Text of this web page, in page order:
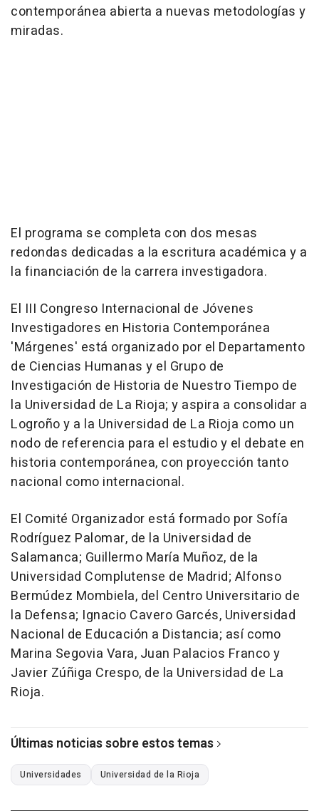
contemporánea abierta a nuevas metodologías y
miradas.
El programa se completa con dos mesas
redondas dedicadas a la escritura académica y a
la financiación de la carrera investigadora.
El III Congreso Internacional de Jóvenes
Investigadores en Historia Contemporánea
'Márgenes' está organizado por el Departamento
de Ciencias Humanas y el Grupo de
Investigación de Historia de Nuestro Tiempo de
la Universidad de La Rioja; y aspira a consolidar a
Logroño y a la Universidad de La Rioja como un
nodo de referencia para el estudio y el debate en
historia contemporánea, con proyección tanto
nacional como internacional.
El Comité Organizador está formado por Sofía
Rodríguez Palomar, de la Universidad de
Salamanca; Guillermo María Muñoz, de la
Universidad Complutense de Madrid; Alfonso
Bermúdez Mombiela, del Centro Universitario de
la Defensa; Ignacio Cavero Garcés, Universidad
Nacional de Educación a Distancia; así como
Marina Segovia Vara, Juan Palacios Franco y
Javier Zúñiga Crespo, de la Universidad de La
Rioja.
Últimas noticias sobre estos temas
Universidades Universidad de la Rioja